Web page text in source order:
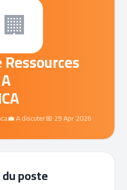
🏢
💼 A discuter📅 29 Apr 2026
poste